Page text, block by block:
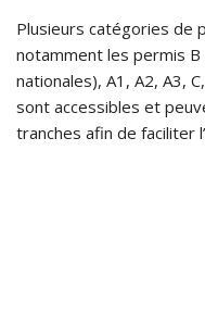
Plusieurs catégories de
notamment les permis B
nationales), A1, A2, A3,
sont accessibles et
tranches afin de faciliter